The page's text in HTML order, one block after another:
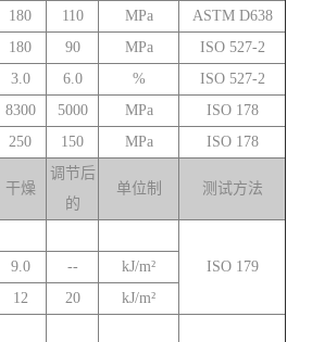
180 110 MPa
ASTM D638
180 90 MPa
ISO 527-2
3.0 6.0 %
ISO 527-2
8300 5000 MPa
ISO 178
250 150 MPa ISO 178
干燥
调节后
的
单位制 测试方法
ISO 179
9.0 --
kJ/m²
12 20
kJ/m²